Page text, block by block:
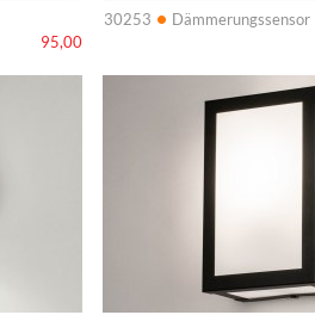
95,00
30253 • Dämmerungssensor
Info